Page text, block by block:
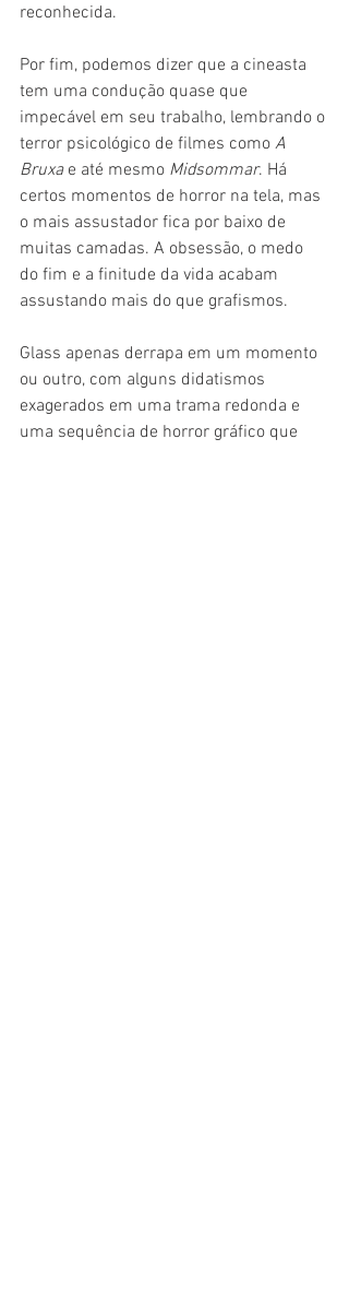
reconhecida.
Por fim, podemos dizer que a cineasta
tem uma condução quase que
impecável em seu trabalho, lembrando o
terror psicológico de filmes como A
Bruxa e até mesmo Midsommar. Há
certos momentos de horror na tela, mas
o mais assustador fica por baixo de
muitas camadas. A obsessão, o medo
do fim e a finitude da vida acabam
assustando mais do que grafismos.
Glass apenas derrapa em um momento
ou outro, com alguns didatismos
exagerados em uma trama redonda e
uma sequência de horror gráfico que